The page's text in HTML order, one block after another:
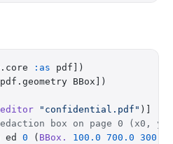
:as pdf])
BBox])
"confidential.pdf" )]
box on page 0 (x0,
ed 0 ( BBox. 100.0 700.0 300.0